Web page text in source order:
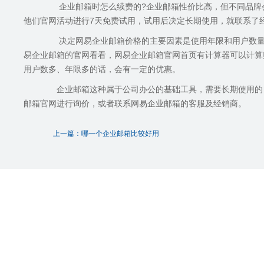
企业邮箱时怎么续费的?企业邮箱性价比高，但不同品牌
他们官网活动进行7天免费试用，试用后决定长期使用，就联系了
决定网易企业邮箱价格的主要因素是使用年限和用户数量
易企业邮箱的官网看看，网易企业邮箱官网首页有计算器可以计
用户数多、年限多的话，会有一定的优惠。
企业邮箱这种属于公司办公的基础工具，需要长期使用的
邮箱官网进行询价，或者联系网易企业邮箱的客服及经销商。
上一篇：哪一个企业邮箱比较好用